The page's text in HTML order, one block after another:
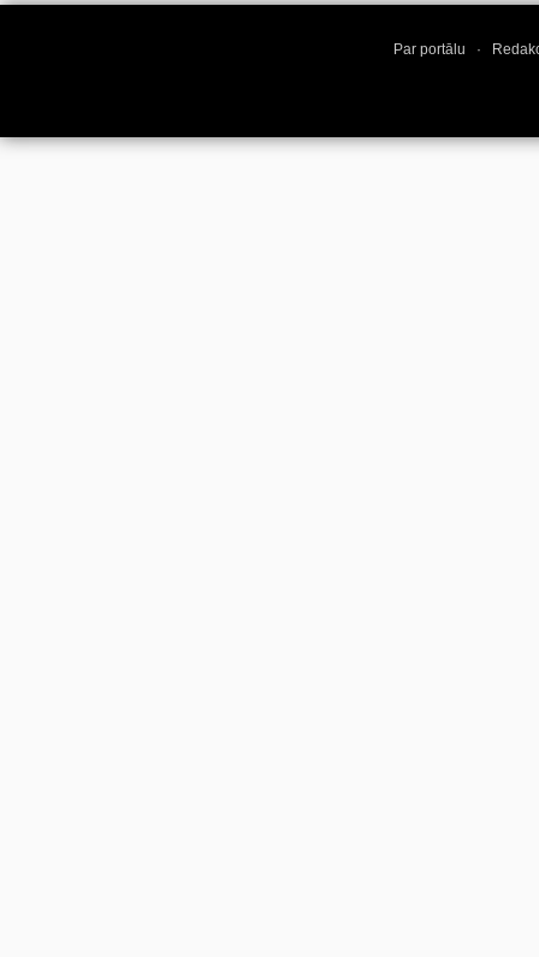
Par portālu ·